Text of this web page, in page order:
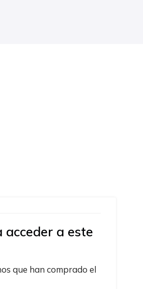
acceder a este
que han comprado el